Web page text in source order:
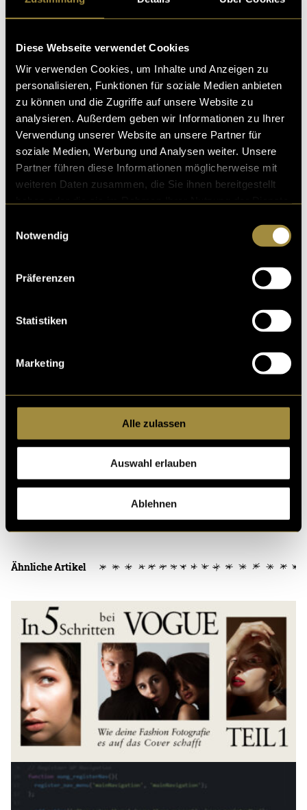
Diese Webseite verwendet Cookies
Wir verwenden Cookies, um Inhalte und Anzeigen zu
personalisieren, Funktionen für soziale Medien anbieten
zu können und die Zugriffe auf unsere Website zu
analysieren. Außerdem geben wir Informationen zu Ihrer
Verwendung unserer Website an unsere Partner für
soziale Medien, Werbung und Analysen weiter. Unsere
Partner führen diese Informationen möglicherweise mit
weiteren Daten zusammen, die Sie ihnen bereitgestellt
Notwendig
Präferenzen
Statistiken
Marketing
Alle zulassen
Auswahl erlauben
Ablehnen
Limit Login Attempts Reloaded
Mit diesen Plugins kannst du die Anzahl der Login-
Versuche limitieren. So können nicht automatisiert
alle Passswortkombinationen für eine:n Benutzer:in
ausprobiert werden.
Bei den meisten dieser Plugins kannst du auch die
Login-URL anpassen, was es den Hackern zusätzlich
schwer macht, deine Bruteforce Attacke zu starten.
Internet.
WordPress-Sicherheit im Abo
Wartungsservice WAPUS
Ähnliche Artikel